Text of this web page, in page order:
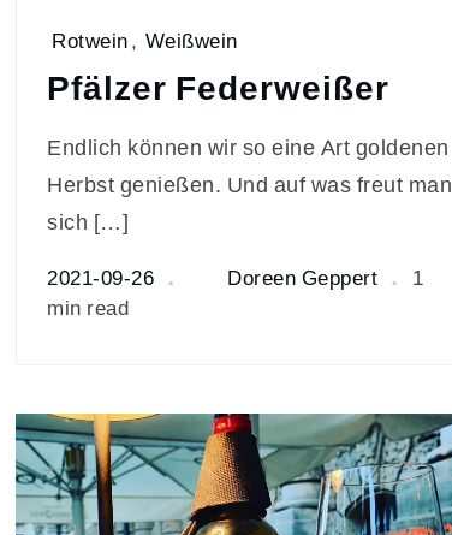
Rotwein, Weißwein
Pfälzer Federweißer
Endlich können wir so eine Art goldenen
Herbst genießen. Und auf was freut man
sich […]
2021-09-26 Doreen Geppert
1
min read